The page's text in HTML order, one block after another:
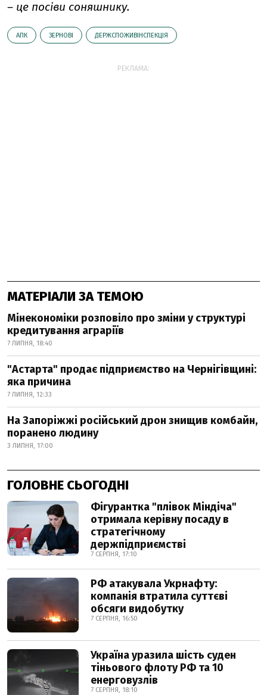
– це посіви соняшнику.
АПК ЗЕРНОВІ ДЕРЖСПОЖИВІНСПЕКЦІЯ
РЕКЛАМА:
МАТЕРІАЛИ ЗА ТЕМОЮ
Мінекономіки розповіло про зміни у структурі
кредитування аграріїв
7 ЛИПНЯ, 18:40
"Астарта" продає підприємство на Чернігівщині:
яка причина
7 ЛИПНЯ, 12:33
На Запоріжжі російський дрон знищив комбайн,
поранено людину
3 ЛИПНЯ, 17:00
ГОЛОВНЕ СЬОГОДНІ
Фігурантка "плівок Міндіча"
отримала керівну посаду в
стратегічному
держпідприємстві
7 СЕРПНЯ, 17:10
РФ атакувала Укрнафту:
компанія втратила суттєві
обсяги видобутку
7 СЕРПНЯ, 16:50
Україна уразила шість суден
тіньового флоту РФ та 10
енерговузлів
7 СЕРПНЯ, 18:10